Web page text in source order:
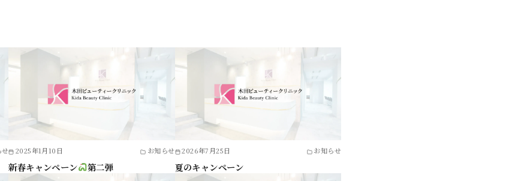
せ 2025年1月10日 お知らせ
新春キャンペーン 第二弾
2026年7月25日 お知らせ
夏のキャンペーン